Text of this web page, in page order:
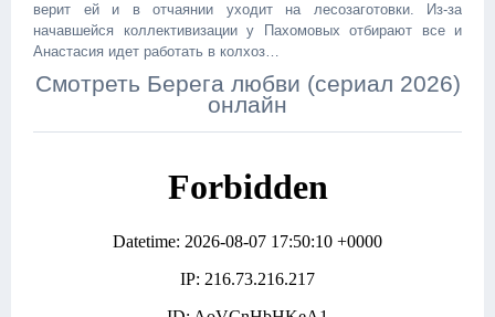
верит ей и в отчаянии уходит на лесозаготовки. Из-за
начавшейся коллективизации у Пахомовых отбирают все и
Анастасия идет работать в колхоз…
Смотреть Берега любви (сериал 2026)
онлайн